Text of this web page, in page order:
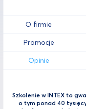
O firmie
Promocje
Opinie
Szkolenie w INTEX to
o tym ponad 40